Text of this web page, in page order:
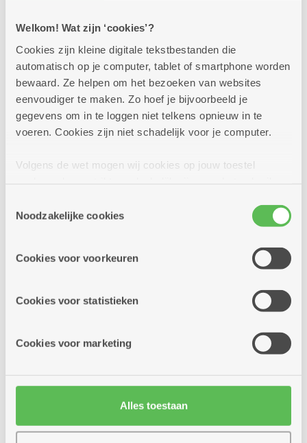
Welkom! Wat zijn ‘cookies’?
Cookies zijn kleine digitale tekstbestanden die
automatisch op je computer, tablet of smartphone worden
bewaard. Ze helpen om het bezoeken van websites
eenvoudiger te maken. Zo hoef je bijvoorbeeld je
gegevens om in te loggen niet telkens opnieuw in te
voeren. Cookies zijn niet schadelijk voor je computer.
Volgens de wet mogen wij cookies op jouw toestel
cookies hebben we jouw toestemming nodig. Sommige
cookies worden geplaatst door derde partijen die een
informatie over jouw (geanonimiseerd) gebruik van onze
partners kunnen deze gegevens combineren met andere
Noodzakelijke cookies
Cookies voor voorkeuren
Cookies voor statistieken
Cookies voor marketing
Alles toestaan
zondag
23
augustus
14u
-
17u
Dagelijks
Je kan dagelijks in onze cafetaria een warme
Meer info
maandag
24
augustus
14u
-
17u